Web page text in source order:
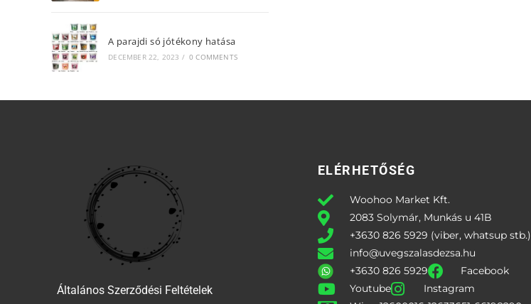
A parajdi só jótékony hatása
DECEMBER 22, 2023 / 0 COMMENTS
Általános Szerződési Feltételek
ELÉRHETŐSÉG
Woohoo Market Kft.
2083 Solymár, Munkás u 41B
+3630 826 5929 (viber, whatsup stb.)
info@uvegszalasdezsa.hu
+3630 826 5929
Facebook
Youtube
Instagram